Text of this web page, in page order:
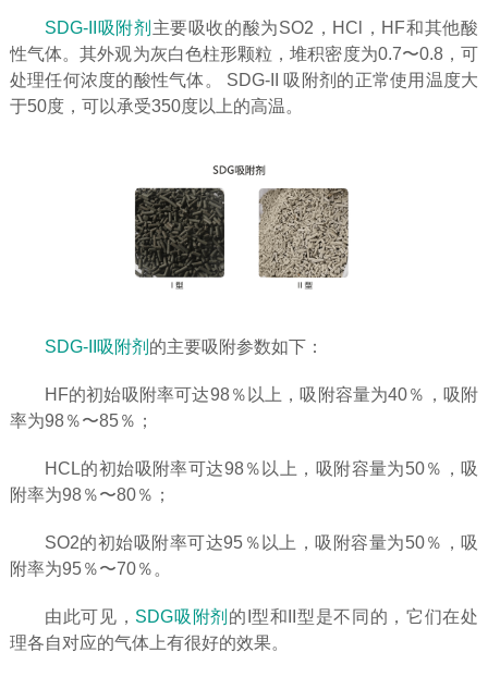
SDG-II吸附剂 主要吸收的酸为SO2，HCl，HF和其他酸
性气体。其外观为灰白色柱形颗粒，堆积密度为0.7〜0.8，可
处理任何浓度的酸性气体。 SDG-II 吸附剂的正常使用温度大
于50度，可以承受350度以上的高温。
SDG-II吸附剂 的主要吸附参数如下：
HF的初始吸附率可达98％以上，吸附容量为40％，吸附
率为98％〜85％；
HCL的初始吸附率可达98％以上，吸附容量为50％，吸
附率为98％〜80％；
SO2的初始吸附率可达95％以上，吸附容量为50％，吸
附率为95％〜70％。
由此可见， SDG吸附剂 的I型和II型是不同的，它们在处
理各自对应的气体上有很好的效果。